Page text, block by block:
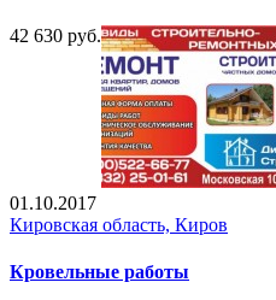
42 630 руб.
01.10.2017
Кировская область, Киров
Кровельные работы